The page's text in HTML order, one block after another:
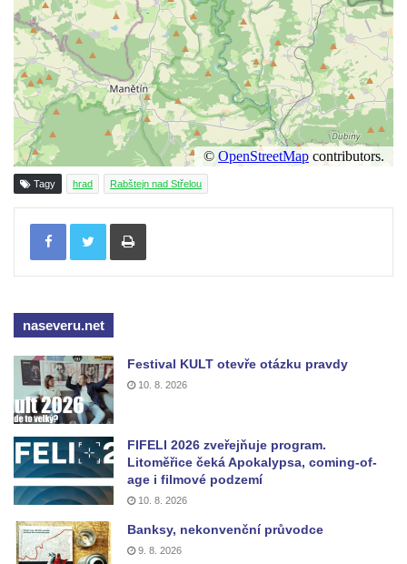
Hrad Sychrov v Rabštejně
Hrad Hasištejn
Hrad Ralsko
Chřibský hrádek
Hrad Jestřebí (Habichstein)
Hrad Roimund
Hrad Kamýk u Litoměřic
Hrad Seeberg
Kyjovský hrádek
Hrad a klášter Oybin
Hrad Stolpen
Brtnický hrádek
Hrad Trosky
Hrad Loket
Skalní hrad Šauenštejn
Hrad Buben
Tagy hrad Rabštejn nad Střelou
Tisknout
naseveru.net
Festival KULT otevře otázku pravdy
10. 8. 2026
FIFELI 2026 zveřejňuje program.
Litoměřice čeká Apokalypsa, coming-of-
age i filmové podzemí
10. 8. 2026
Banksy, nekonvenční průvodce
9. 8. 2026